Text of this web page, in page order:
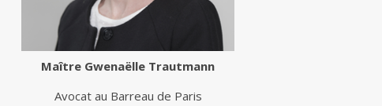
Maître Gwenaëlle Trautmann
Avocat au Barreau de Paris